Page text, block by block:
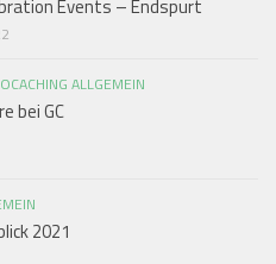
Events – Endspurt
ALLGEMEIN
bei GC
2021